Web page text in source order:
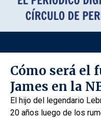
Cómo será el
James en la
El hijo del legendario
20 años luego de los